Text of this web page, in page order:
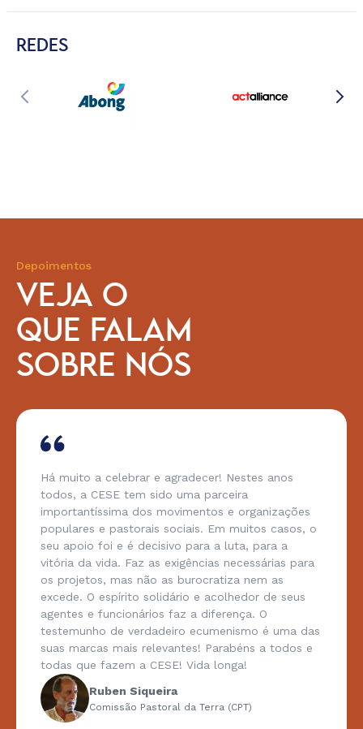
REDES
Depoimentos
VEJA O
QUE FALAM
SOBRE NÓS
Há muito a celebrar e agradecer! Nestes anos
todos, a CESE tem sido uma parceira
importantíssima dos movimentos e organizações
populares e pastorais sociais. Em muitos casos, o
seu apoio foi e é decisivo para a luta, para a
vitória da vida. Faz as exigências necessárias para
os projetos, mas não as burocratiza nem as
excede. O espírito solidário e acolhedor de seus
agentes e funcionários faz a diferença. O
testemunho de verdadeiro ecumenismo é uma das
suas marcas mais relevantes! Parabéns a todos e
todas que fazem a CESE! Vida longa!
Ruben Siqueira
Comissão Pastoral da Terra (CPT)